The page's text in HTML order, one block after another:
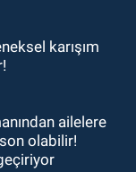
karışım
ailelere
olabilir!